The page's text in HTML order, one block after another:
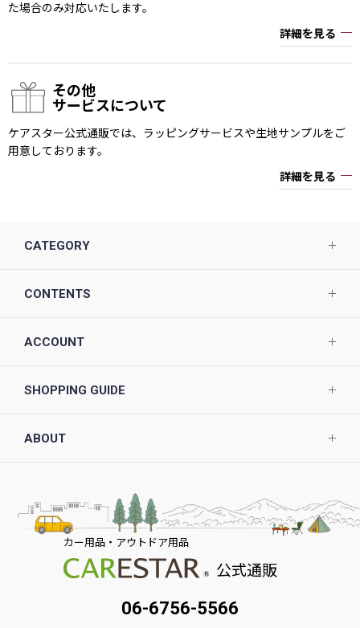
た場合のみ対応いたします。
詳細を見る
その他
サービスについて
ケアスター公式通販では、ラッピングサービスや生地サンプルをご
用意しております。
詳細を見る
CATEGORY
CONTENTS
ACCOUNT
SHOPPING GUIDE
ABOUT
カー用品・アウトドア用品
公式通販
06-6756-5566